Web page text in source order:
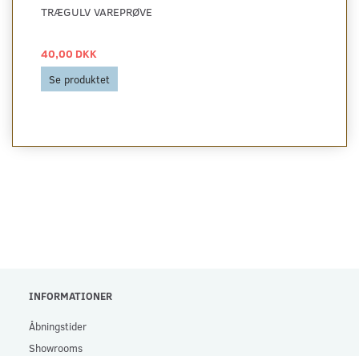
TRÆGULV VAREPRØVE
40,00 DKK
Se produktet
INFORMATIONER
Åbningstider
Showrooms